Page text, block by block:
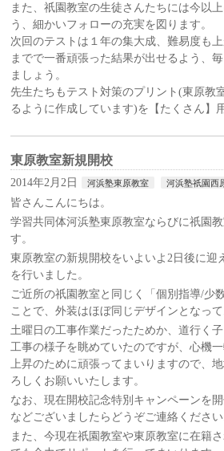
また、祇園教室の生徒さんたちには今以
う、細かいフォローの充実を図ります。
次回のテストは１年の集大成、難易度も
までで一番頑張った結果が出せるよう、
ましょう。
先生たちもテスト対策のプリント(東原教
るように作成しています)を【たくさん】
東原教室新規開校
2014年2月2日 河浜塾東原教室 河浜塾祇園西
皆さんこんにちは。
学習共同体河浜塾東原教室ならびに祇園
す。
東原教室の新規開校をいよいよ2日後に迎
を行いました。
ご近所の祇園教室と同じく「個別指導/少
ことで、外装はほぼ同じデザインとなって
土曜日の工事作業だったためか、道行く
工事の様子を眺めていたのですが、心機
上昇のために頑張ってまいりますので、
ろしくお願いいたします。
なお、現在開校記念特別キャンペーンを
などございましたらどうぞご連絡ください
また、今現在祇園教室や東原教室に在籍